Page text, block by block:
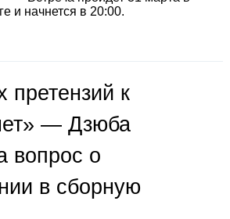
и начнется в 20:00.
претензий к
— Дзюба
вопрос о
в сборную